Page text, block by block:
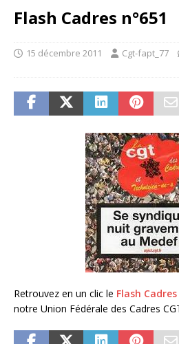
Flash Cadres n°651
15 décembre 2011 Cgt-fapt_77
Retrouvez en un clic le Flash Cadres
notre Union Fédérale des Cadres